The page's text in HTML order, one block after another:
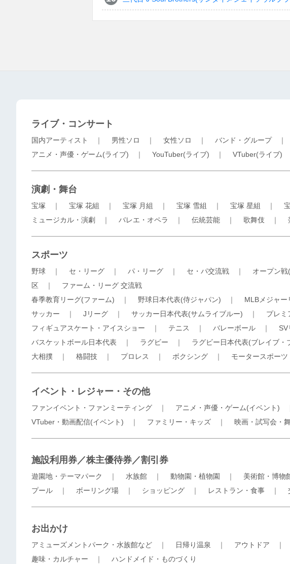
ライブ・コンサート
国内アーティスト ｜ 男性ソロ ｜ 女性ソロ ｜ バンド・グループ
アニメ・声優・ゲーム(ライブ) ｜ YouTuber(ライブ) ｜ VTuber(ライブ)
演劇・舞台
宝塚 ｜ 宝塚 花組 ｜ 宝塚 月組 ｜ 宝塚 雪組 ｜ 宝塚 星組 ｜
ミュージカル・演劇
｜ バレエ・オペラ ｜ 伝統芸能 ｜ 歌舞伎 ｜
スポーツ
野球 ｜ セ・リーグ ｜ パ・リーグ ｜ セ・パ交流戦 ｜ オープン
区 ｜ ファーム・リーグ 交流戦
春季教育リーグ(ファーム) ｜ 野球日本代表(侍ジャパン) ｜ MLBメジャー
サッカー ｜ Jリーグ ｜ サッカー日本代表(サムライブルー) ｜ プレミ
フィギュアスケート・アイスショー ｜ テニス ｜ バレーボール ｜ SV
バスケットボール日本代表 ｜ ラグビー ｜ ラグビー日本代表(ブレイブ・
大相撲 ｜ 格闘技 ｜ プロレス ｜ ボクシング ｜ モータースポーツ
イベント・レジャー・その他
ファンイベント・ファンミーティング ｜ アニメ・声優・ゲーム(イベント)
VTuber・動画配信(イベント) ｜ ファミリー・キッズ ｜ 映画・試写会・
施設利用券／株主優待券／割引券
遊園地・テーマパーク ｜ 水族館 ｜ 動物園・植物園 ｜ 美術館・博物
プール ｜ ボーリング場 ｜ ショッピング ｜ レストラン・食事 ｜
お出かけ
アミューズメントパーク・水族館など ｜ 日帰り温泉 ｜ アウトドア ｜
趣味・カルチャー ｜ ハンドメイド・ものづくり